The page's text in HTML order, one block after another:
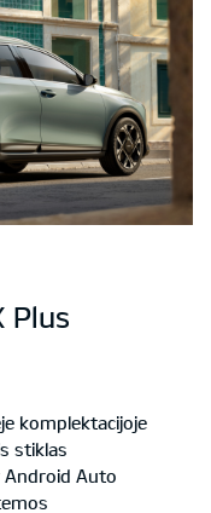
Plus
komplektacijoje
stiklas
Android Auto